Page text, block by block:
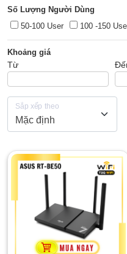
Sắp xếp theo
Số Lượng Người Dùng
50-100 User
100 -150
Khoảng giá
Từ